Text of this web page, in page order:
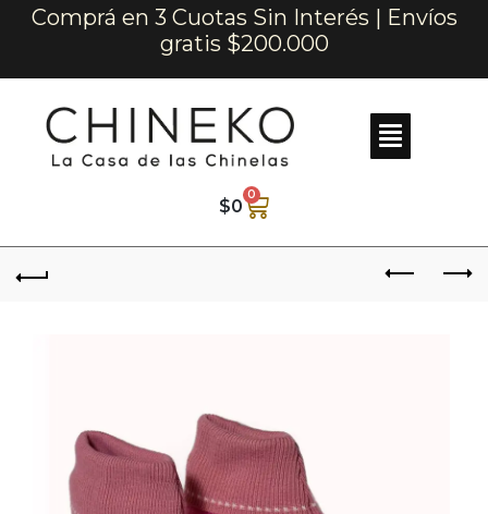
Comprá en 3 Cuotas Sin Interés | Envíos
gratis $200.000
$0
0